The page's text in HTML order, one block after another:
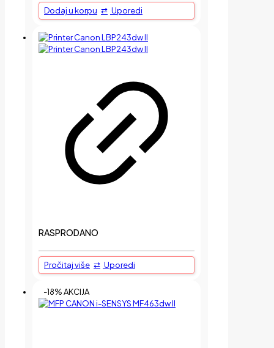
Dodaj u korpu Uporedi
RASPRODANO
Pročitaj više Uporedi
-18% AKCIJA